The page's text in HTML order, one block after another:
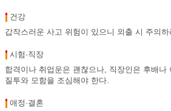
건강
갑작스러운 사고 위험이 있으니 외출 시 주의하
시험·직장
합격이나 취업운은 괜찮으나, 직장인은 후배나
질투와 모함을 조심해야 한다.
애정·결혼